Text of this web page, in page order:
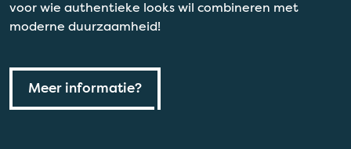
voor wie authentieke looks wil combineren met
moderne duurzaamheid!
Meer informatie?